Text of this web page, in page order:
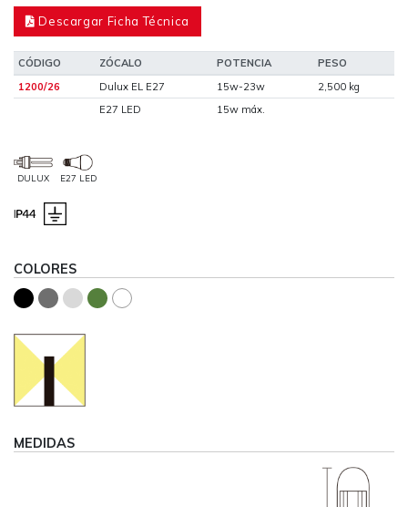
Descargar Ficha Técnica
CÓDIGO ZÓCALO POTENCIA
PESO
1200/26
Dulux EL E27 15w-23w
2,500 kg
E27 LED
15w máx.
DULUX E27 LED
COLORES
MEDIDAS